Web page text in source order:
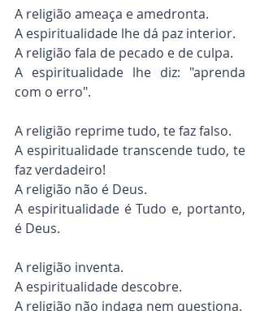
A religião ameaça e amedronta.
A espiritualidade lhe dá paz interior.
A religião fala de pecado e de culpa.
A espiritualidade lhe diz: "aprenda
com o erro".
A religião reprime tudo, te faz falso.
A espiritualidade transcende tudo, te
faz verdadeiro!
A religião não é Deus.
A espiritualidade é Tudo e, portanto,
é Deus.
A religião inventa.
A espiritualidade descobre.
A religião não indaga nem questiona.